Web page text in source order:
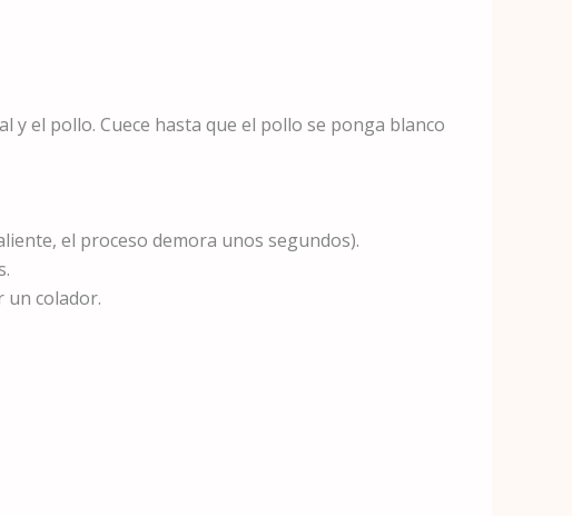
y el pollo. Cuece hasta que el pollo se ponga blanco
el proceso demora unos segundos).
un colador.